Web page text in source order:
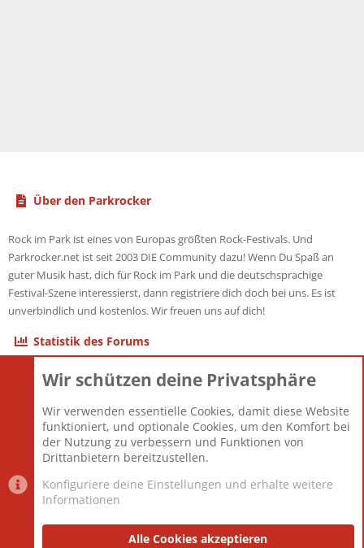
Über den Parkrocker
Rock im Park ist eines von Europas größten Rock-Festivals. Und
Parkrocker.net ist seit 2003 DIE Community dazu! Wenn Du Spaß an
guter Musik hast, dich für Rock im Park und die deutschsprachige
Festival-Szene interessierst, dann registriere dich doch bei uns. Es ist
unverbindlich und kostenlos. Wir freuen uns auf dich!
Statistik des Forums
Themen
Mitglieder
12.427
Neuestes Mitglied
Berlin
Datenschutzerklärung Impressum
Wir schützen deine Privatsphäre
Wir verwenden essentielle Cookies, damit diese Website
funktioniert, und optionale Cookies, um den Komfort bei
der Nutzung zu verbessern und Funktionen von
Drittanbietern bereitzustellen.
Konfiguriere deine Einstellungen und erhalte weitere
Informationen
Alle Cookies akzeptieren